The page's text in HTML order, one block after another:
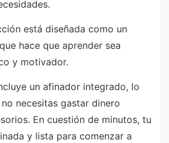
está diseñada como un
hace que aprender sea
y motivador.
un afinador integrado, lo
necesitas gastar dinero
En cuestión de minutos, tu
y lista para comenzar a